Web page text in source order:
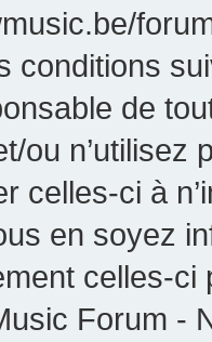
conditions
de
ou
celles-ci à
en soyez
celles-
Forum -